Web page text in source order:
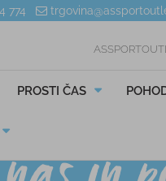
774
PROSTI ČAS